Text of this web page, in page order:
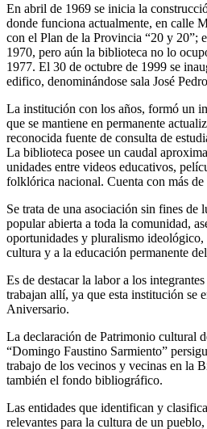
En abril de 1969 se inicia la
donde funciona actualmente, en calle
con el Plan de la Provincia “20 y 20”;
1970, pero aún la biblioteca no lo
1977. El 30 de octubre de 1999 se
edifico, denominándose sala José
La institución con los años, formó un
que se mantiene en permanente
reconocida fuente de consulta de
La biblioteca posee un caudal
unidades entre videos educativos,
folklórica nacional. Cuenta con más de
Se trata de una asociación sin fines de
popular abierta a toda la comunidad,
oportunidades y pluralismo ideológico,
cultura y a la educación permanente
Es de destacar la labor a los
trabajan allí, ya que esta institución se
Aniversario.
La declaración de Patrimonio cultural
“Domingo Faustino Sarmiento”
trabajo de los vecinos y vecinas en la
también el fondo bibliográfico.
Las entidades que identifican y
relevantes para la cultura de un